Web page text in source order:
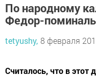
По народному
Федор-
tetyushy, 8 февраля
Считалось, что в этот